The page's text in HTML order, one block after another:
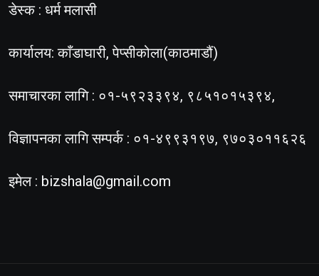
डेस्क : धर्म मलासी
कार्यालय: काँडाघारी, पेप्सीकोला(काठमाडौं)
समाचारका लागि : ०१-५९२३३९४, ९८५१०१५३९४,
विज्ञापनका लागि सम्पर्क : ०१-४९९३१९७, ९७०३०११६२६
इमेल : bizshala@gmail.com